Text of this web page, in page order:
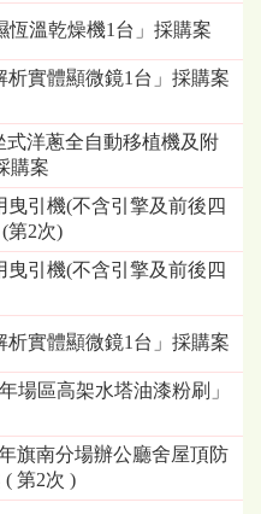
恆溫乾燥機1台」採購案
析實體顯微鏡1台」採購案
式洋蔥全自動移植機及附
購案
曳引機(不含引擎及前後四
第2次)
曳引機(不含引擎及前後四
析實體顯微鏡1台」採購案
場區高架水塔油漆粉刷」
年旗南分場辦公廳舍屋頂防
( 第2次 )